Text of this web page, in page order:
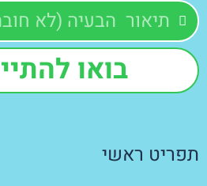
בואו
תפריט ראשי